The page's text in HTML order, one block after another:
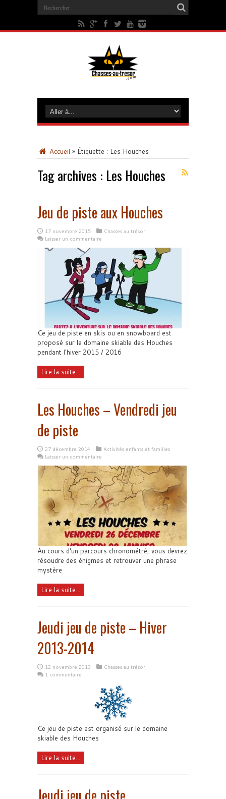
Accueil » Étiquette : Les Houches
Tag archives : Les Houches
Jeu de piste aux Houches
17 novembre 2015
Chasses au trésor
Laisser un commentaire
Ce jeu de piste en skis ou en snowboard est
proposé sur le domaine skiable des Houches
pendant l'hiver 2015 / 2016
Lire la suite...
Les Houches – Vendredi jeu
de piste
27 décembre 2014
Activités enfants et familles
Laisser un commentaire
Au cours d'un parcours chronométré, vous devrez
résoudre des énigmes et retrouver une phrase
mystère
Lire la suite...
Jeudi jeu de piste – Hiver
2013-2014
12 novembre 2013
Chasses au trésor
1 commentaire
Ce jeu de piste est organisé sur le domaine
skiable des Houches
Lire la suite...